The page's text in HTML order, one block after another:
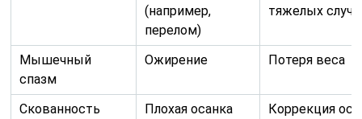
(например,
перелом)
тяжелых
Мышечный
спазм
Ожирение Потеря веса
Скованность
Плохая осанка
Коррекция